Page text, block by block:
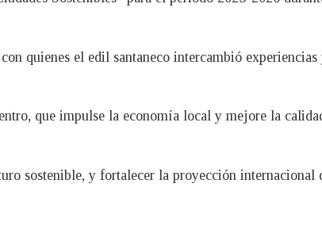
quienes el edil santaneco intercambió
que impulse la economía local y mejore la
sostenible, y fortalecer la proyección internacional